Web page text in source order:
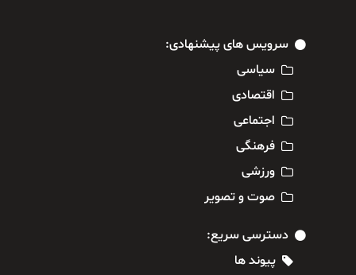
سرویس های پیشنهادی:
سیاسی
اقتصادی
اجتماعی
فرهنگی
ورزشی
صوت و تصویر
دسترسی سریع:
پیوند ها